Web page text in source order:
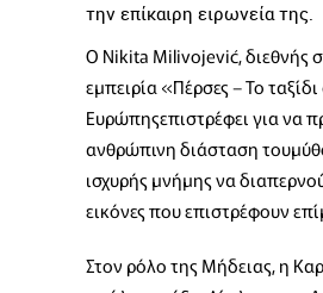
την επίκαιρη ειρωνεία της.
Ο Nikita Milivojević, διεθνής
εμπειρία «Πέρσες – Το
Ευρώπηςεπιστρέφει για να
ανθρώπινη διάσταση
ισχυρής μνήμης να
εικόνες που επιστρέφουν
Στον ρόλο της Μήδειας, η